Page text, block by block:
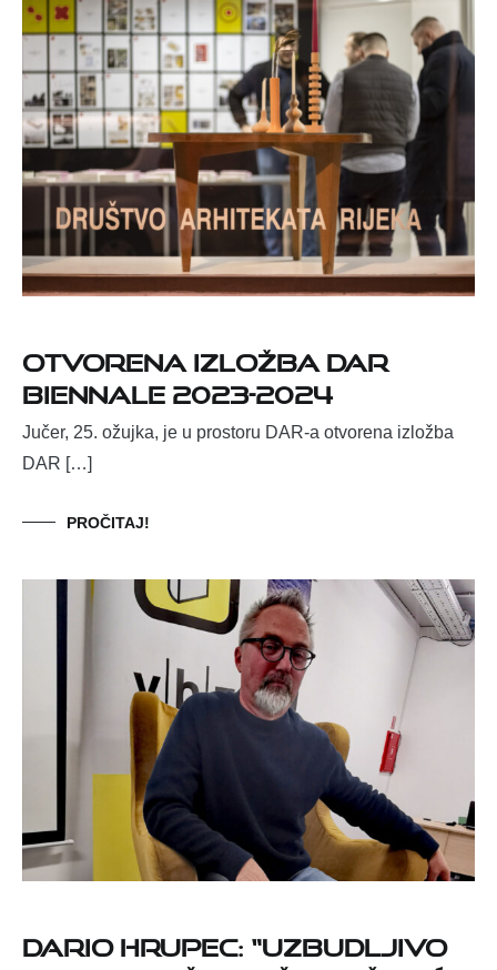
Otvorena izložba DAR
Biennale 2023-2024
Jučer, 25. ožujka, je u prostoru DAR-a otvorena izložba
DAR […]
PROČITAJ!
Dario Hrupec: “Uzbudljivo